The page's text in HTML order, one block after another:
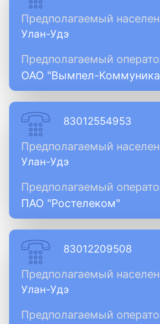
Предполагаемый
Улан-Удэ
Предполагаемый
ОАО "Вымпел-
83012554953
Предполагаемый
Улан-Удэ
Предполагаемый
ПАО "Ростелеком"
83012209508
Предполагаемый
Улан-Удэ
Предполагаемый